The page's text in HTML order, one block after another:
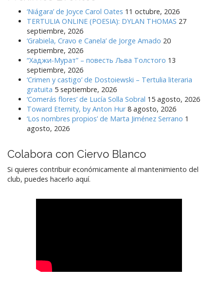
‘Niágara’ de Joyce Carol Oates 11 octubre, 2026
TERTULIA ONLINE (POESIA): DYLAN THOMAS 27
septiembre, 2026
‘Grabiela, Cravo e Canela’ de Jorge Amado 20
septiembre, 2026
“Хаджи-Мурат” – повесть Льва Толстого 13
septiembre, 2026
‘Crimen y castigo’ de Dostoiewski – Tertulia literaria
gratuita 5 septiembre, 2026
‘Comerás flores’ de Lucía Solla Sobral 15 agosto, 2026
Toward Eternity, by Anton Hur 8 agosto, 2026
‘Los nombres propios’ de Marta Jiménez Serrano 1
agosto, 2026
Colabora con Ciervo Blanco
Si quieres contribuir económicamente al mantenimiento del
club, puedes hacerlo aquí.